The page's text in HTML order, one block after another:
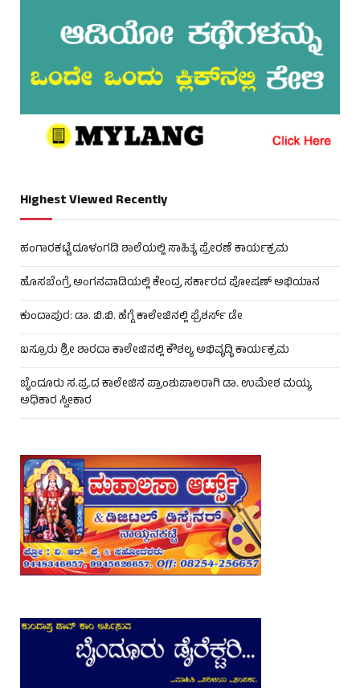
Highest Viewed Recently
ಹಂಗಾರಕಟ್ಟೆ ದೂಳಂಗಡಿ ಶಾಲೆಯಲ್ಲಿ ಸಾಹಿತ್ಯ ಪ್ರೇರಣೆ ಕಾರ್ಯಕ್ರಮ
ಹೊಸಬೆಂಗ್ರೆ ಅಂಗನವಾಡಿಯಲ್ಲಿ ಕೇಂದ್ರ ಸರ್ಕಾರದ ಪೋಷಣ್ ಅಭಿಯಾನ
ಕುಂದಾಪುರ: ಡಾ. ಬಿ.ಬಿ. ಹೆಗ್ಡೆ ಕಾಲೇಜಿನಲ್ಲಿ ಫ್ರೆಶರ್ಸ್ ಡೇ
ಬಸ್ರೂರು ಶ್ರೀ ಶಾರದಾ ಕಾಲೇಜಿನಲ್ಲಿ ಕೌಶಲ್ಯ ಅಭಿವೃದ್ಧಿ ಕಾರ್ಯಕ್ರಮ
ಬೈಂದೂರು ಸ.ಪ್ರ.ದ ಕಾಲೇಜಿನ ಪ್ರಾಂಶುಪಾಲರಾಗಿ ಡಾ. ಉಮೇಶ ಮಯ್ಯ
ಅಧಿಕಾರ ಸ್ವೀಕಾರ